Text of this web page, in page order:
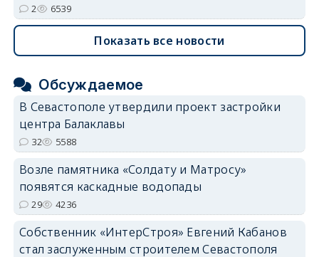
2 6539
Показать все новости
Обсуждаемое
В Севастополе утвердили проект застройки
центра Балаклавы
32 5588
Возле памятника «Солдату и Матросу»
появятся каскадные водопады
29 4236
Собственник «ИнтерСтроя» Евгений Кабанов
стал заслуженным строителем Севастополя